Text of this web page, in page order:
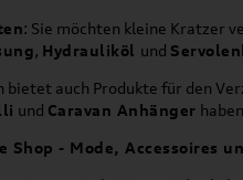
: Sie möchten kleine Kratzer
, Hydrauliköl und
bietet auch Produkte für den
und Caravan Anhänger
Shop - Mode, Accessoires